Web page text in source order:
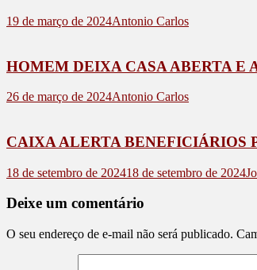
19 de março de 2024Antonio Carlos
HOMEM DEIXA CASA ABERTA E
26 de março de 2024Antonio Carlos
CAIXA ALERTA BENEFICIÁRIOS
18 de setembro de 202418 de setembro de 2024
Deixe um comentário
O seu endereço de e-mail não será publicado.